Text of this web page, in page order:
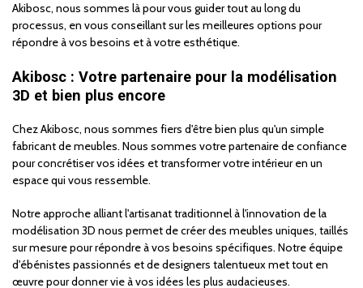
Akibosc, nous sommes là pour vous guider tout au long du
processus, en vous conseillant sur les meilleures options pour
répondre à vos besoins et à votre esthétique.
Akibosc : Votre partenaire pour la modélisation
3D et bien plus encore
Chez Akibosc, nous sommes fiers d'être bien plus qu'un simple
fabricant de meubles. Nous sommes votre partenaire de confiance
pour concrétiser vos idées et transformer votre intérieur en un
espace qui vous ressemble.
Notre approche alliant l'artisanat traditionnel à l'innovation de la
modélisation 3D nous permet de créer des meubles uniques, taillés
sur mesure pour répondre à vos besoins spécifiques. Notre équipe
d'ébénistes passionnés et de designers talentueux met tout en
œuvre pour donner vie à vos idées les plus audacieuses.